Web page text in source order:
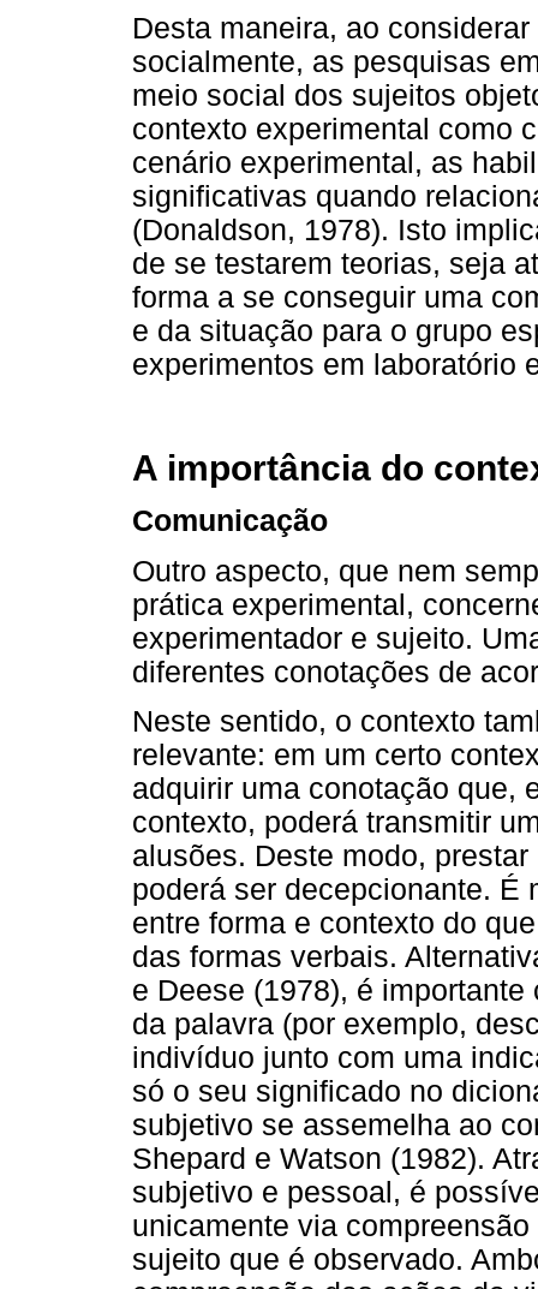
Desta maneira, ao
socialmente, as pesquisas
meio social dos sujeitos
contexto experimental como
cenário experimental, as
significativas quando
(Donaldson, 1978). Isto
de se testarem teorias, seja
forma a se conseguir uma
e da situação para o grupo
experimentos em laboratório
A importância do
Comunicação
Outro aspecto, que nem
prática experimental,
experimentador e sujeito.
diferentes conotações de
Neste sentido, o contexto
relevante: em um certo
adquirir uma conotação que,
contexto, poderá transmitir
alusões. Deste modo,
poderá ser decepcionante. É
entre forma e contexto do
das formas verbais.
e Deese (1978), é
da palavra (por exemplo,
indivíduo junto com uma
só o seu significado no
subjetivo se assemelha ao
Shepard e Watson (1982).
subjetivo e pessoal, é
unicamente via
sujeito que é observado.